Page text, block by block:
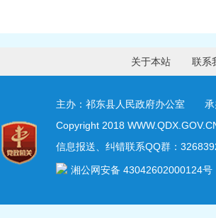
关于本站 联系
主办：祁东县人民政府办公室 承
Copyright 2018
信息报送、纠错联系QQ群：
湘公网安备 43042602000124号